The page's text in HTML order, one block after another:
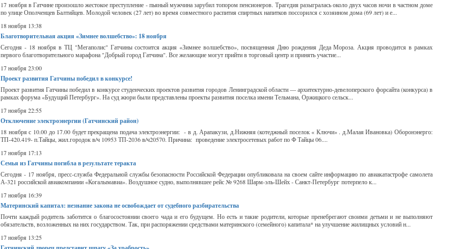
17 ноября в Гатчине произошло жестокое преступление - пьяный мужчина зарубил топором пенсионеров. Трагедия разыгралась около двух часов ночи в частном доме
по улице Ополченцев Балтийцев. Молодой человек (27 лет) во время совместного распития спиртных напитков поссорился с хозяином дома (69 лет) и е...
18 ноября 13:38
Благотворительная акция «Зимнее волшебство»: 18 ноября
Сегодня - 18 ноября в ТЦ "Мегаполис" Гатчины состоится акция «Зимнее волшебство», посвященная Дню рождения Деда Мороза. Акция проводится в рамках
первого благотворительного марафона "Добрый город Гатчина". Все желающие могут прийти в торговый центр и принять участие...
17 ноября 23:00
Проект развития Гатчины победил в конкурсе!
Проект развития Гатчины победил в конкурсе студенческих проектов развития городов Ленинградской области — архитектурно-девелоперского форсайта (конкурса) в
рамках форума «Будущий Петербург». На суд жюри были представлены проекты развития поселка имени Тельмана, Оржицкого сельск...
17 ноября 22:55
Отключение электроэнергии (Гатчинский район)
18 ноября с 10.00 до 17.00 будет прекращена подача электроэнергии: - в д. Арапакузи, д.Нижняя (котеджный поселок « Ключи» . д.Малая Ивановка) Оборонэнерго:
ТП-420.419- п.Тайцы, жил.городок в/ч 10953 ТП-2036 в/ч20570. Причина: проведение электросетевых работ по Ф Тайцы 06....
17 ноября 17:13
Семья из Гатчины погибла в результате теракта
Сегодня - 17 ноября, пресс-служба Федеральной службы безопасности Российской Федерации опубликовала на своем сайте информацию по авиакатастрофе самолета
А-321 российской авиакомпании «Когалымавиа». Воздушное судно, выполнявшее рейс № 9268 Шарм-эль-Шейх - Санкт-Петербург потерпело к...
17 ноября 16:39
Материнский капитал: незнание закона не освобождает от судебного разбирательства
Почти каждый родитель заботится о благосостоянии своего чада и его будущем. Но есть и такие родители, которые пренебрегают своими детьми и не выполняют
обязательств, возложенных на них государством. Так, при распоряжении средствами материнского (семейного) капитала* на улучшение жилищных условий н...
17 ноября 13:25